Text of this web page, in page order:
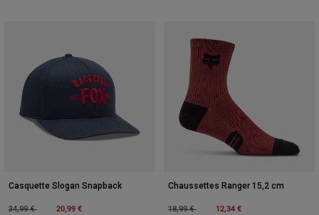
Casquette Slogan Snapback
Price reduced from
34,99 €to 20,99 €
Chaussettes Ranger 15,2 cm
Price reduced from
18,99 €to 12,34 €